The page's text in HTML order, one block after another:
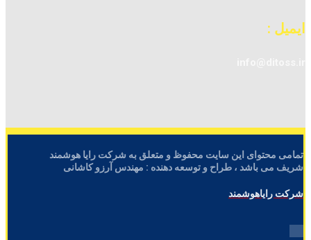
ایمیل :
تمامی محتوای این سایت محفوظ و متعلق به شرکت رایا هوشمند
شریف می باشد ، طراح و توسعه دهنده : مهندس آرزو کاشانی
شرکت رایاهوشمند